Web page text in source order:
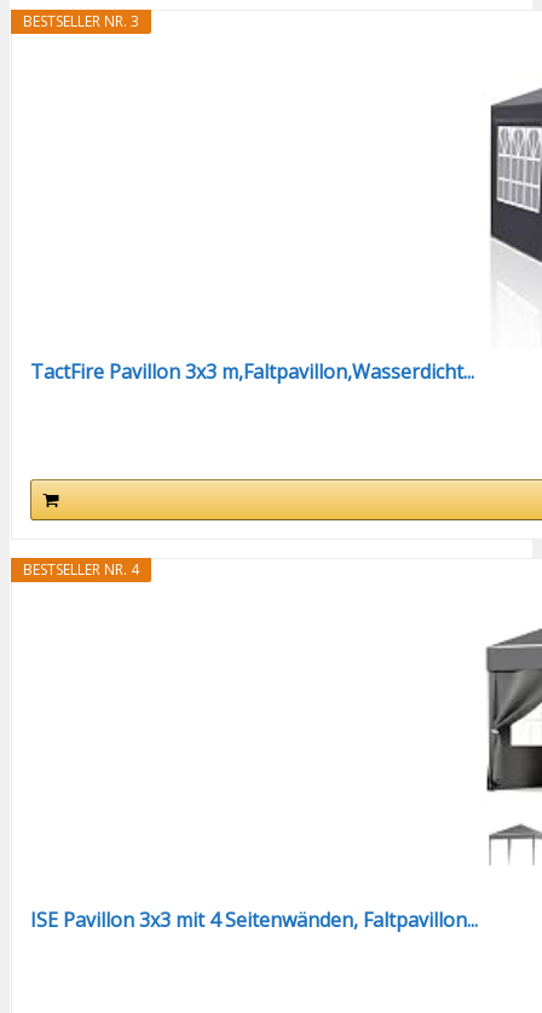
BESTSELLER NR. 3
TactFire Pavillon 3x3 m,Faltpavillon,Wasserdicht...
BESTSELLER NR. 4
ISE Pavillon 3x3 mit 4 Seitenwänden, Faltpavillon...